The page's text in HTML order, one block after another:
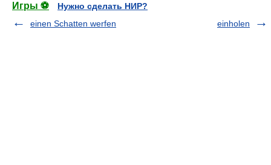
Игры ⚽
Нужно сделать НИР?
einen Schatten werfen
einholen